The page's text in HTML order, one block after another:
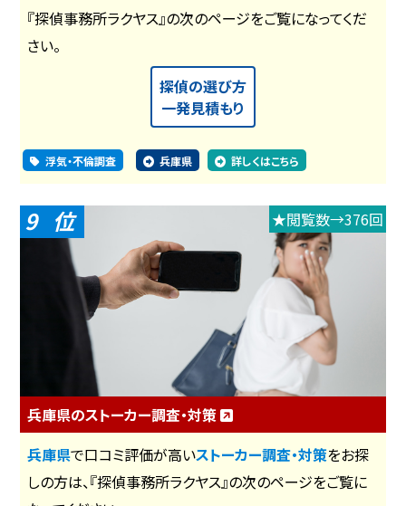
『探偵事務所ラクヤス』の次のページをご覧になってくだ
さい。
探偵の選び方
一発見積もり
浮気・不倫調査 兵庫県 詳しくはこちら
9 ★閲覧数→376回
兵庫県のストーカー調査・対策
兵庫県で口コミ評価が高いストーカー調査・対策をお探
しの方は、『探偵事務所ラクヤス』の次のページをご覧に